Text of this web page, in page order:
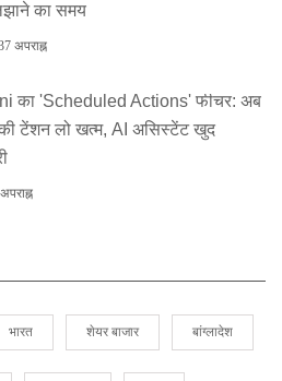
का समय
अपराह्न
का 'Scheduled Actions' फीचर: अब
की टेंशन लो खत्म, AI असिस्टेंट खुद
भारत शेयर बाजार बांग्लादेश